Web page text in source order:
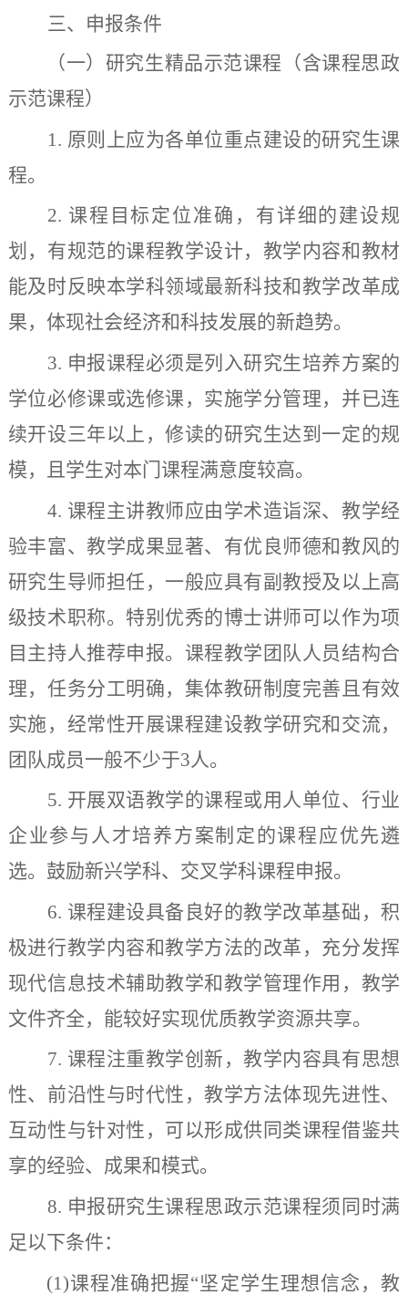
三、 申报条件
（一）研究生精品示范课程（含课程思政
示范课程）
1. 原则上应为各单位重点建设的研究生课
程。
2. 课程目标定位准确，有详细的建设规
划，有规范的课程教学设计，教学内容和教材
能及时反映本学科领域最新科技和教学改革成
果，体现社会经济和科技发展的新趋势。
3. 申报课程必须是列入研究生培养方案的
学位必修课或选修课，实施学分管理，并已连
续开设三年以上，修读的研究生达到一定的规
模，且学生对本门课程满意度较高。
4. 课程主讲教师应由学术造诣深、教学经
验丰富、教学成果显著、有优良师德和教风的
研究生导师担任，一般应具有副教授及以上高
级技术职称。特别优秀的博士讲师可以作为项
目主持人推荐申报。课程教学团队人员结构合
理，任务分工明确，集体教研制度完善且有效
实施，经常性开展课程建设教学研究和交流，
团队成员一般不少于3 人。
5. 开展双语教学的课程或用人单位、行业
企业参与人才培养方案制定的课程应优先遴
选。鼓励新兴学科、交叉学科课程申报。
6. 课程建设具备良好的教学改革基础，积
极进行教学内容和教学方法的改革，充分发挥
现代信息技术辅助教学和教学管理作用 ，教学
文件齐全， 能较好实现优质教学资源共享。
7. 课程注重教学创新，教学内容具有思想
性、前沿性与时代性，教学方法体现先进性、
互动性与针对性，可以形成供同类课程借鉴共
享的经验、成果和模式。
8. 申报研究生课程思政示范课程须同时满
足以下条件：
(1)课程准确把握“坚定学生理想信念，教